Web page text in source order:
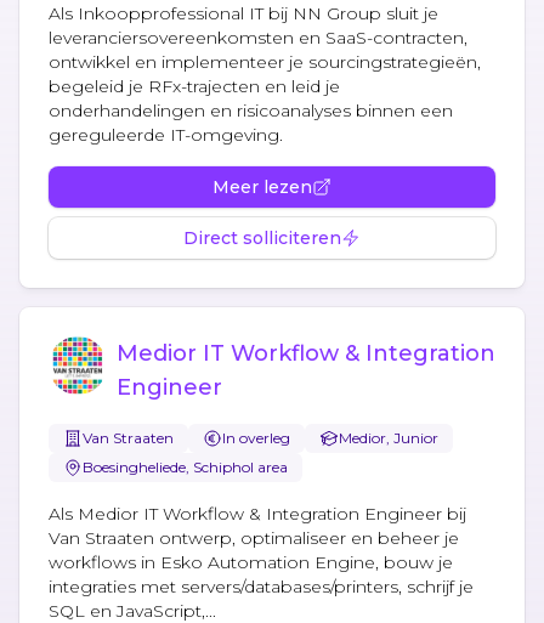
Als Inkoopprofessional IT bij NN Group sluit je
leveranciersovereenkomsten en SaaS-contracten,
ontwikkel en implementeer je sourcingstrategieën,
begeleid je RFx-trajecten en leid je
onderhandelingen en risicoanalyses binnen een
gereguleerde IT-omgeving.
Meer lezen
Direct solliciteren
Medior IT Workflow & Integration
Engineer
Van Straaten In overleg
Medior, Junior
Boesingheliede, Schiphol area
Als Medior IT Workflow & Integration Engineer bij
Van Straaten ontwerp, optimaliseer en beheer je
workflows in Esko Automation Engine, bouw je
integraties met servers/databases/printers, schrijf je
SQL en JavaScript,...